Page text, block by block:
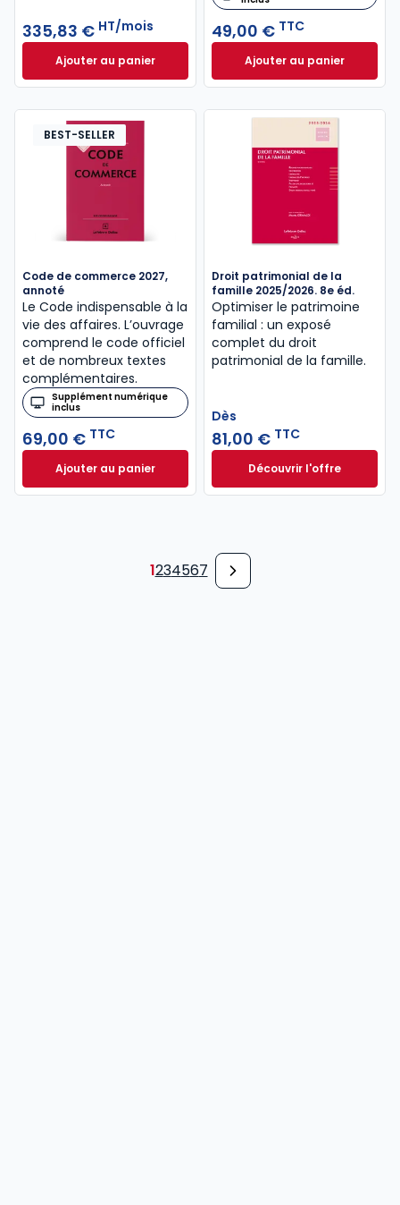
335,83 € HT/mois
Ajouter au panierInneo Notaire à 335,83 €HT/mois
49,00 € TTC
Ajouter au panier
Code civil 2027,
BEST-SELLER
Code de commerce 2027,
annoté
Le Code indispensable à la
vie des affaires. L’ouvrage
comprend le code officiel
et de nombreux textes
complémentaires.
Supplément numérique
inclus
69,00 € TTC
Ajouter au panierCode de commerce 2027, annoté à 69,00 € TTC
Droit patrimonial de la
famille 2025/2026. 8e éd.
Optimiser le patrimoine
familial : un exposé
complet du droit
patrimonial de la famille.
Dès
81,00 € TTC
Découvrir l'offreDroit patrimonial
Dès
1234567